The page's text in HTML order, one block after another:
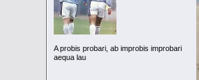
A probis probari, ab improbis improbari
aequa lau